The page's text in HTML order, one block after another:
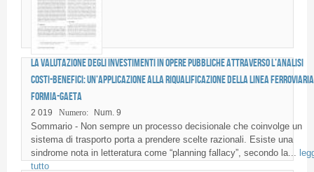
La valutazione degli investimenti in opere pubbliche attraverso l’analisi
costi-benefici: un’applicazione alla riqualificazione della linea ferroviaria
Formia-Gaeta
2 019 Numero: Num. 9
Sommario - Non sempre un processo decisionale che coinvolge un
sistema di trasporto porta a prendere scelte razionali. Esiste una
sindrome nota in letteratura come “planning fallacy”, secondo la...
tutto